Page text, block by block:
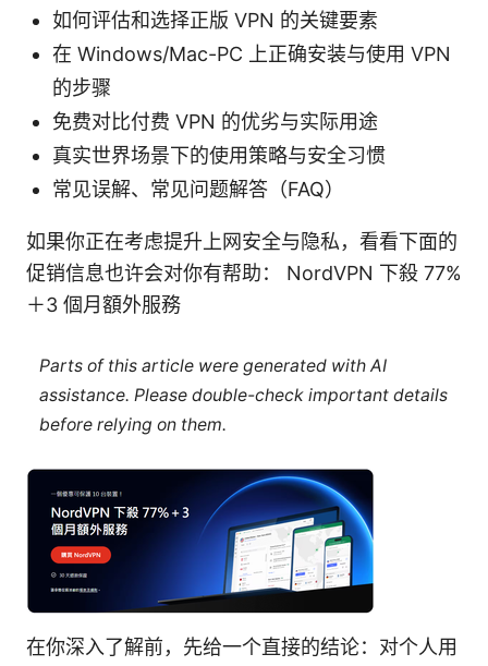
如何评估和选择正版 VPN 的关键要素
在 Windows/Mac-PC 上正确安装与使用 VPN
的步骤
免费对比付费 VPN 的优劣与实际用途
真实世界场景下的使用策略与安全习惯
常见误解、常见问题解答（FAQ）
如果你正在考虑提升上网安全与隐私，看看下面的
促销信息也许会对你有帮助： NordVPN 下殺 77%
＋3 個月額外服務
Parts of this article were generated with AI
assistance. Please double-check important details
before relying on them.
在你深入了解前，先给一个直接的结论：对个人用